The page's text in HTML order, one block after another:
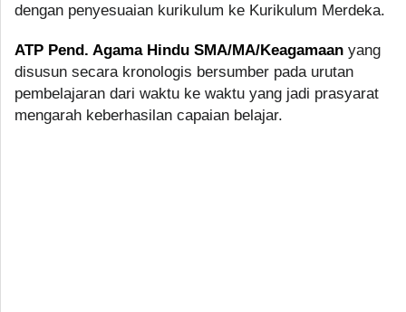
dengan penyesuaian kurikulum ke Kurikulum Merdeka.
ATP Pend. Agama Hindu SMA/MA/Keagamaan yang
disusun secara kronologis bersumber pada urutan
pembelajaran dari waktu ke waktu yang jadi prasyarat
mengarah keberhasilan capaian belajar.